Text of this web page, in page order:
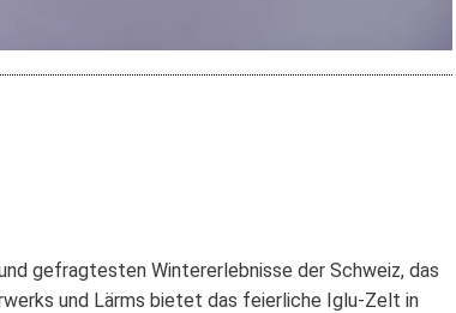
gefragtesten Wintererlebnisse der Schweiz, das
und Lärms bietet das feierliche Iglu-Zelt in